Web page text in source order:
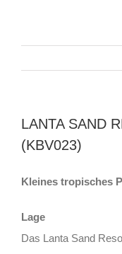
LANTA SAND
(KBV023)
Kleines tropisches
Lage
Das Lanta Sand